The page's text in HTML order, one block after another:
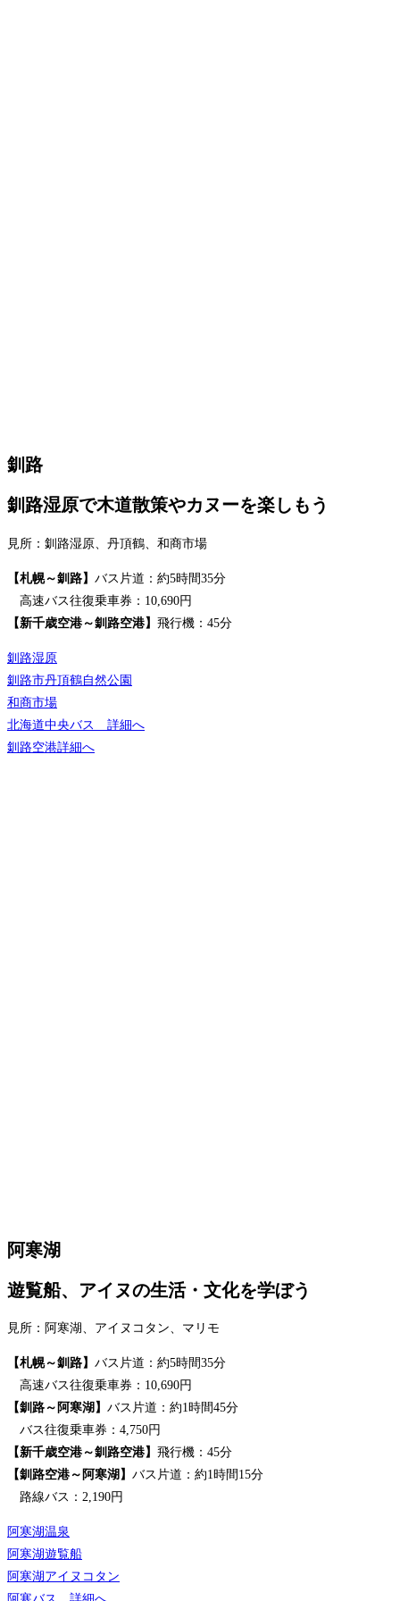
釧路
釧路湿原で木道散策やカヌーを楽しもう
見所：釧路湿原、丹頂鶴、和商市場
【札幌～釧路】 バス片道：約5時間35分
高速バス往復乗車券：10,690円
【新千歳空港～釧路空港】 飛行機：45分
釧路湿原
釧路市丹頂鶴自然公園
和商市場
北海道中央バス 詳細へ
釧路空港詳細へ
阿寒湖
遊覧船、アイヌの生活・文化を学ぼう
見所：阿寒湖、アイヌコタン、マリモ
【札幌～釧路】 バス片道：約5時間35分
高速バス往復乗車券：10,690円
【釧路～阿寒湖】 バス片道：約1時間45分
バス往復乗車券：4,750円
【新千歳空港～釧路空港】 飛行機：45分
【釧路空港～阿寒湖】 バス片道：約1時間15分
路線バス：2,190円
阿寒湖温泉
阿寒湖遊覧船
阿寒湖アイヌコタン